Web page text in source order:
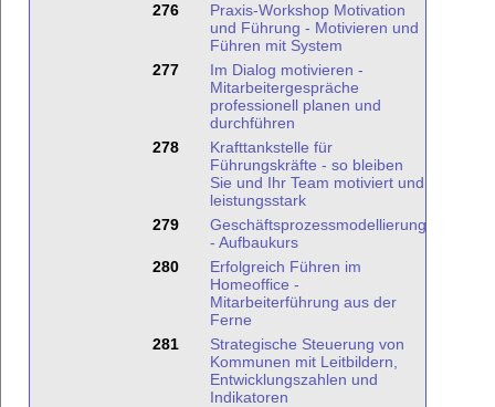
276
Praxis-Workshop Motivation
und Führung - Motivieren und
Führen mit System
277
Im Dialog motivieren -
Mitarbeitergespräche
professionell planen und
durchführen
278
Krafttankstelle für
Führungskräfte - so bleiben
Sie und Ihr Team motiviert und
leistungsstark
279
Geschäftsprozessmodellierung
- Aufbaukurs
280
Erfolgreich Führen im
Homeoffice -
Mitarbeiterführung aus der
Ferne
281
Strategische Steuerung von
Kommunen mit Leitbildern,
Entwicklungszahlen und
Indikatoren